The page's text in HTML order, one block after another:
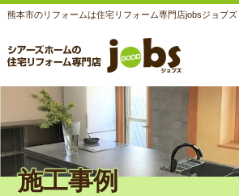
熊本市のリフォームは住宅リフォーム専門店jobsジョブズ
施工事例